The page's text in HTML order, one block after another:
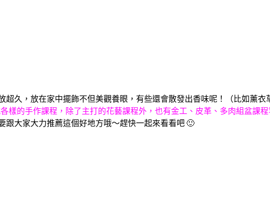
超久，放在家中擺飾不但美觀養眼，有些還會散發出香味呢！（比如薰衣
樣的手作課程，除了主打的花藝課程外，也有金工、皮革、多肉組盆課
大家大力推薦這個好地方哦～趕快一起來看看吧 🙂